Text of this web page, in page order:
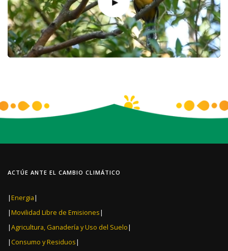
ACTÚE ANTE EL CAMBIO CLIMÁTICO
|Energia|
|Movilidad Libre de Emisiones|
|Agricultura, Ganadería y Uso del Suelo|
| Consumo y Residuos|